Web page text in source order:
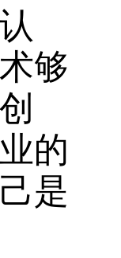
够
的
是